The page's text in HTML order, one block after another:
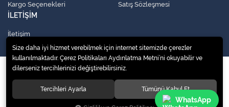
WhatsApp
Kargo Seçenekleri
Satış Sözleşmesi
İLETİŞİM
İletişim
© 2020Küresel Soğutma Sistemleri Yedek Parça San. Ve Tic. Ltd. Şti.
Size daha iyi hizmet verebilmek için internet sitemizde çerezler
kullanılmaktadır. Çerez Politikaları Aydınlatma Metni’ni okuyabilir ve
dilerseniz tercihlerinizi değiştirebilirsiniz.
Tercihleri Ayarla Tümünü Kabul Et